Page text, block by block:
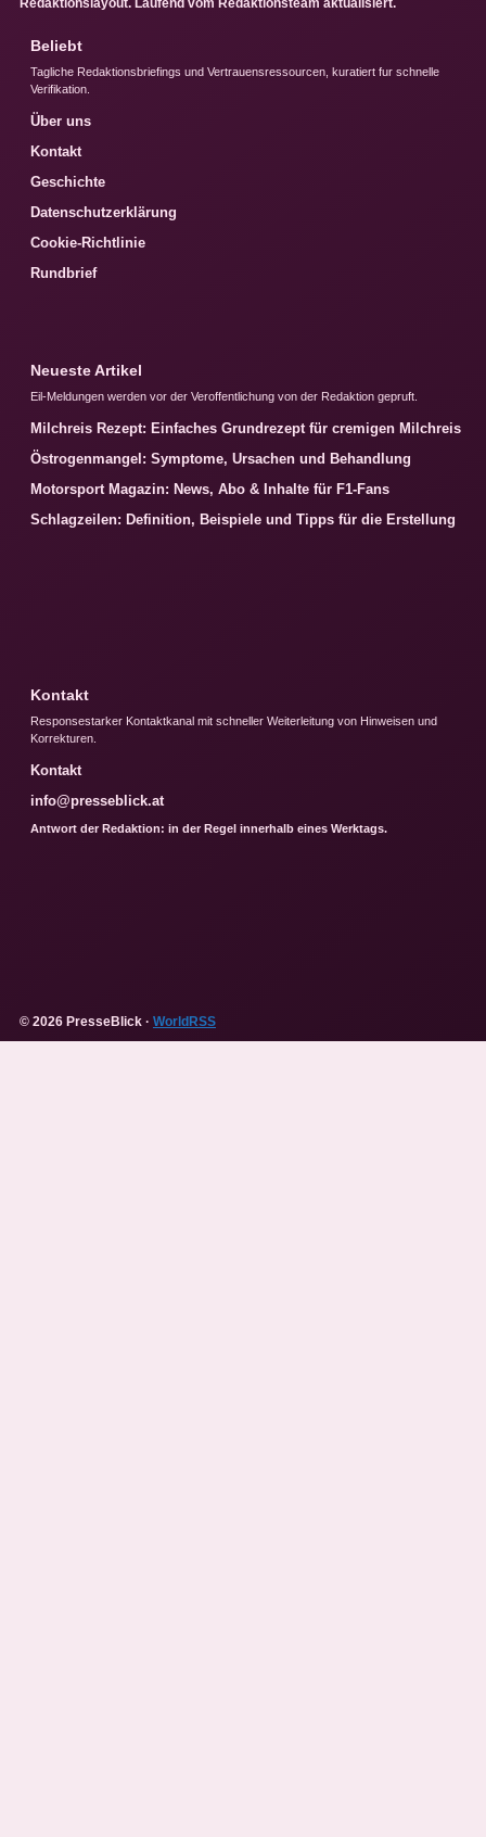
Redaktionslayout. Laufend vom Redaktionsteam aktualisiert.
Beliebt
Tagliche Redaktionsbriefings und Vertrauensressourcen, kuratiert fur schnelle
Verifikation.
Über uns
Kontakt
Geschichte
Datenschutzerklärung
Cookie-Richtlinie
Rundbrief
Neueste Artikel
Eil-Meldungen werden vor der Veroffentlichung von der Redaktion gepruft.
Milchreis Rezept: Einfaches Grundrezept für cremigen Milchreis
Östrogenmangel: Symptome, Ursachen und Behandlung
Motorsport Magazin: News, Abo & Inhalte für F1-Fans
Schlagzeilen: Definition, Beispiele und Tipps für die Erstellung
Kontakt
Responsestarker Kontaktkanal mit schneller Weiterleitung von Hinweisen und
Korrekturen.
Kontakt
info@presseblick.at
Antwort der Redaktion: in der Regel innerhalb eines Werktags.
© 2026 PresseBlick · WorldRSS